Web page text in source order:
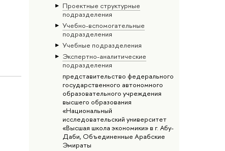
Проектные структурные
подразделения
Учебно-вспомогательные
подразделения
Учебные подразделения
Экспертно-аналитические
подразделения
представительство федерального
государственного автономного
образовательного учреждения
высшего образования
«Национальный
исследовательский университет
«Высшая школа экономики» в г. Абу-
Даби, Объединенные Арабские
Эмираты